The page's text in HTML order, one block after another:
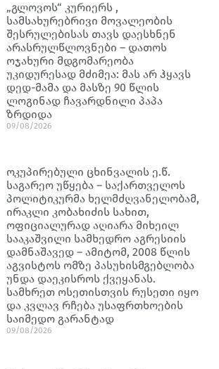
„გლოვოს“ კურიერს ,
სამსახურებრივი მოვალეობის
შესრულებისას თავს დაესხნენ
არასრულწლოვნები – დათოს
ოჯახური მდგომარეობა
უკიდურესად მძიმეა: მას არ ჰყავს
დედ-მამა და მასზე 90 წლის
ლოგინად ჩავარდნილი პაპა
ზრდიდა
09/08/2026
ოკუპირებული ცხინვალის ე.წ.
საგარეო უწყება – საქართველოს
პოლიტიკურმა ხელმძღვანელობამ,
ირაკლი კობახიძის სახით,
ოფიციალურად აღიარა მიხეილ
სააკაშვილი სამხედრო აგრესიის
დამნაშავედ – ამიტომ, 2008 წლის
აგვისტოს ომზე პასუხისმგებლობა
უნდა დაეკისროს ქვეყანას.
სამხრეთ ოსეთისთვის რუსეთი იყო
და კვლავ რჩება უსაფრთხოების
საიმედო გარანტად
09/08/2026